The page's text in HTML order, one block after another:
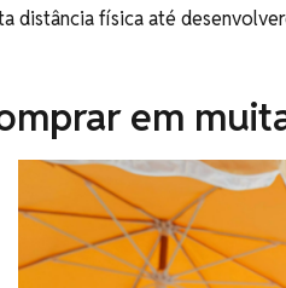
distância física até
em